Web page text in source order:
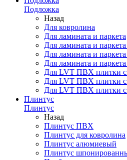
Подложка
Назад
Для ковролина
Для ламината и паркета
Для ламината и
Для ламината и
Для ламината и
Для LVT ПВХ плитки с
Для LVT ПВХ плитки с
Для LVT ПВХ плитки
Плинтус
Плинтус
Назад
Плинтус ПВХ
Плинтус для ковролина
Плинтус алюмиевый
Плинтус